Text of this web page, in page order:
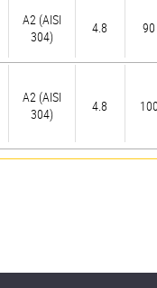
А2 (AISI
304)
4.8 90
А2 (AISI
304)
4.8 100